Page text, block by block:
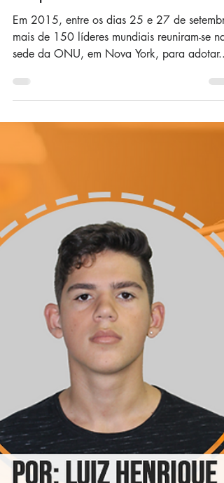
Empresa Júnior
Em 2015, entre os dias 25 e 27 de
mais de 150 líderes mundiais reuniram-se na
sede da ONU, em Nova York, para adotar...